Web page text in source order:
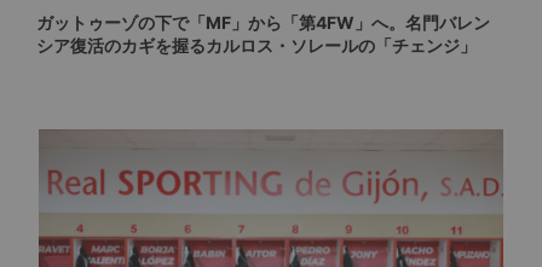
ガットゥーゾの下で「MF」から「第4FW」へ。名門バレン
シア復活のカギを握るカルロス・ソレールの「チェンジ」